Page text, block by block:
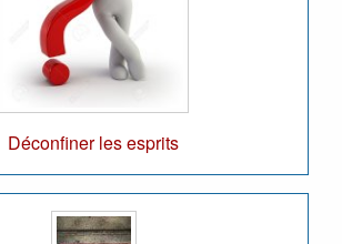
Déconfiner les esprits